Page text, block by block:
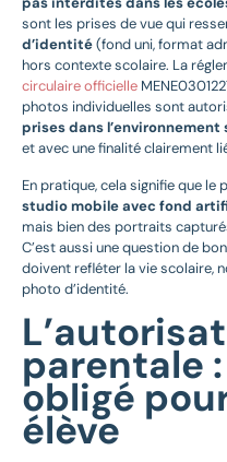
sont les prises de vue qui
d’identité(fond uni, format
hors contexte scolaire. La
circulaire officielle
photos individuelles sont
prises dans l’environnement
et avec une finalité clairement
En pratique, cela signifie que le
studio mobile avec fond
mais bien des portraits
C’est aussi une question de
doivent refléter la vie scolaire,
photo d’identité.
parentale
obligé
élève